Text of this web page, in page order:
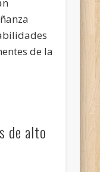
de la
de alto